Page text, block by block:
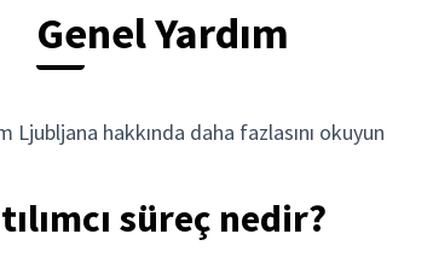
Genel Yardım
Ljubljana hakkında daha fazlasını okuyun
süreç nedir?